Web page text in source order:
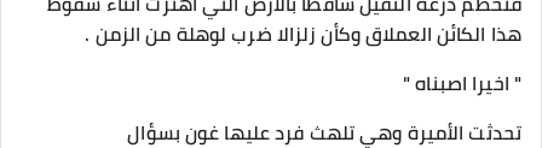
هذا الكائن العملاق وكأن زلزالا ضرب لوهلة من الزمن .
" اخيرا اصبناه "
تحدثت الأميرة وهي تلهث فرد عليها غون بسؤال